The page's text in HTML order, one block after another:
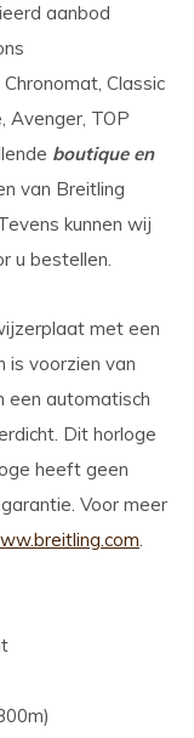
aanbod
Classic
Avenger, TOP
boutique en
van Breitling
kunnen wij
u bestellen.
met een
is voorzien van
een automatisch
Dit horloge
heeft geen
Voor meer
.